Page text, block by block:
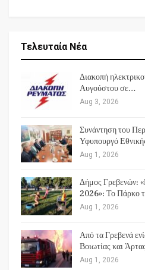
Τελευταία Νέα
Διακοπή
Αυγούστου σε…
Aug 3, 2026
Συνάντηση του
Υφυπουργό
Aug 1, 2026
Δήμος Γρεβενών:
2026»: Το Πάρκο
Aug 1, 2026
Από τα Γρεβενά
Βοιωτίας και
Aug 1, 2026